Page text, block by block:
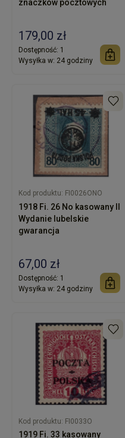
znaczków pocztowych
179,00 zł
Dostępność: 1
Wysyłka w: 24 godziny
Kod produktu: FI0026ONO
1918 Fi. 26 No kasowany II
Wydanie lubelskie
gwarancja
67,00 zł
Dostępność: 1
Wysyłka w: 24 godziny
Kod produktu: FI0033O
1919 Fi. 33 kasowany